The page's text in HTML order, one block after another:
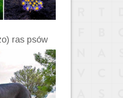
ras psów